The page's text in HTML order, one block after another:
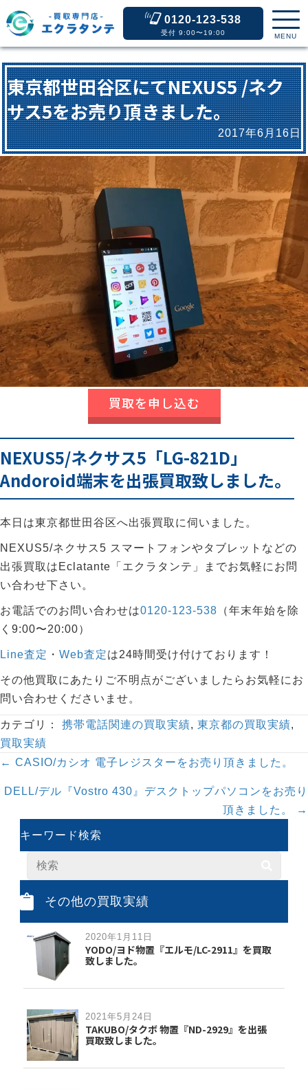
0120-123-538
受付 9:00〜19:00 MENU
東京都世田谷区にてNEXUS5 /ネク
サス5をお売り頂きました。
2017年6月16日
買取を申し込む
NEXUS5/ネクサス5「LG-821D」
Andoroid端末を出張買取致しました。
本日は東京都世田谷区へ出張買取に伺いました。
NEXUS5/ネクサス5 スマートフォンやタブレットなどの
出張買取はEclatante「エクラタンテ」までお気軽にお問
い合わせ下さい。
お電話でのお問い合わせは0120-123-538 （年末年始を除
く9:00〜20:00）
Line査定 ・ Web査定は24時間受け付けております！
その他買取にあたりご不明点がございましたらお気軽にお
問い合わせくださいませ。
カテゴリ： 携帯電話関連の買取実績, 東京都の買取実績,
買取実績
Posts
navigation
← CASIO/カシオ 電子レジスターをお売り頂きました。
DELL/デル『Vostro 430』デスクトップパソコンをお売り
頂きました。 →
キーワード検索
その他の買取実績
2020年1月11日
YODO/ヨド物置『エルモ/LC-2911』を買取
致しました。
2021年5月24日
TAKUBO/タクボ 物置『ND-2929』を出張
買取致しました。